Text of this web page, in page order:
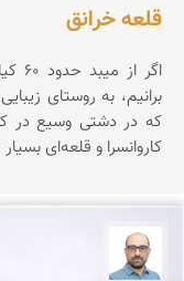
قلعه خرانق
برانیم، به روستای
که در دشتی وسیع در
کاروانسرا و قلعه‌ای